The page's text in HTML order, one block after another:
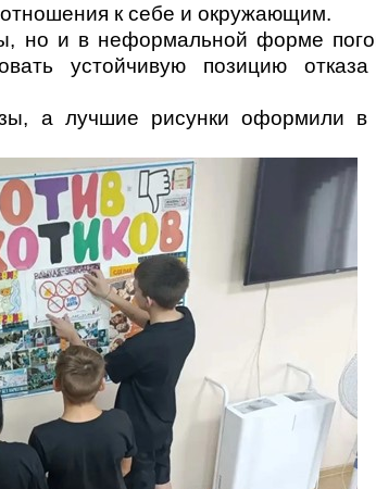
к себе и окружающим.
но и в неформальной форме
устойчивую позицию отказа
а лучшие рисунки оформили в